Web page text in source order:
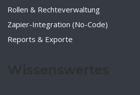
Rollen & Rechteverwaltung
Zapier-Integration (No-Code)
Reports & Exporte